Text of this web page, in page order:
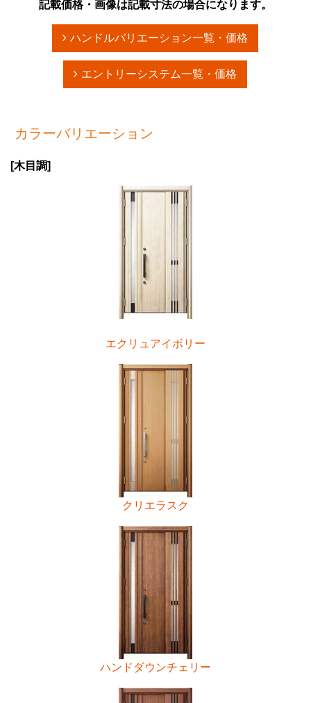
記載価格・画像は記載寸法の場合になります。
ハンドルバリエーション一覧・価格
エントリーシステム一覧・価格
カラーバリエーション
[木目調]
エクリュアイボリー
クリエラスク
ハンドダウンチェリー